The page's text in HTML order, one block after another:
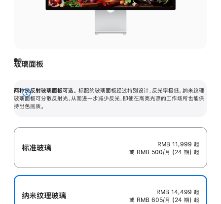
玻璃面板
两种抗反射玻璃面板可选。 标配的玻璃面板经过特别设计，反光率极低。纳米纹理
玻璃面板可分散反射光，从而进一步减少反光，即使在高亮光源的工作场所也能保
持出色画质。
展
开
标准玻璃 RMB 11,999 起
或 RMB 500/月 (24 期) 起
纳米纹理玻璃 RMB 14,499 起
或 RMB 605/月 (24 期) 起